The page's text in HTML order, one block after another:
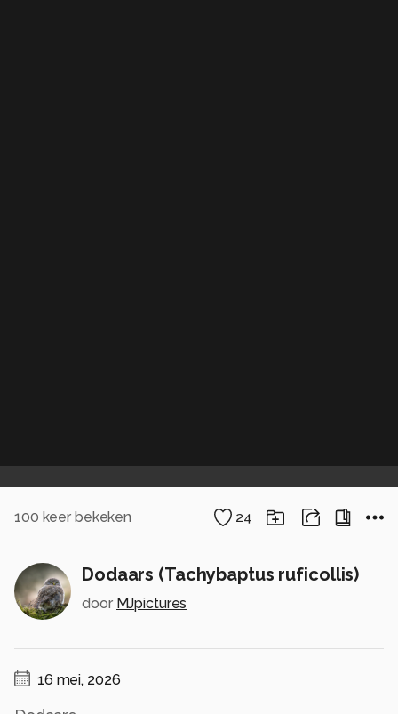
100 keer bekeken 24
Dodaars (Tachybaptus ruficollis)
door MJpictures
16 mei, 2026